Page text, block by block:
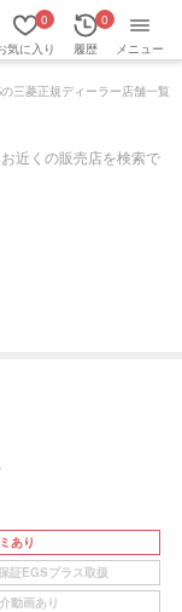
気に入り
0
履歴
0
メニュー
三菱正規ディーラー店舗一覧
近くの販売店を検索で
あり
証EGSプラス取扱
動画あり